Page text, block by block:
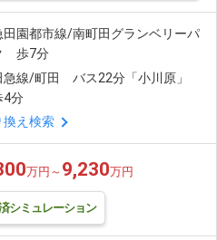
田園都市線/南町田グランベリーパ
歩7分
急線/町田 バス22分「小川原」
4分
換え検索
万円～ 9,230万円
シミュレーション